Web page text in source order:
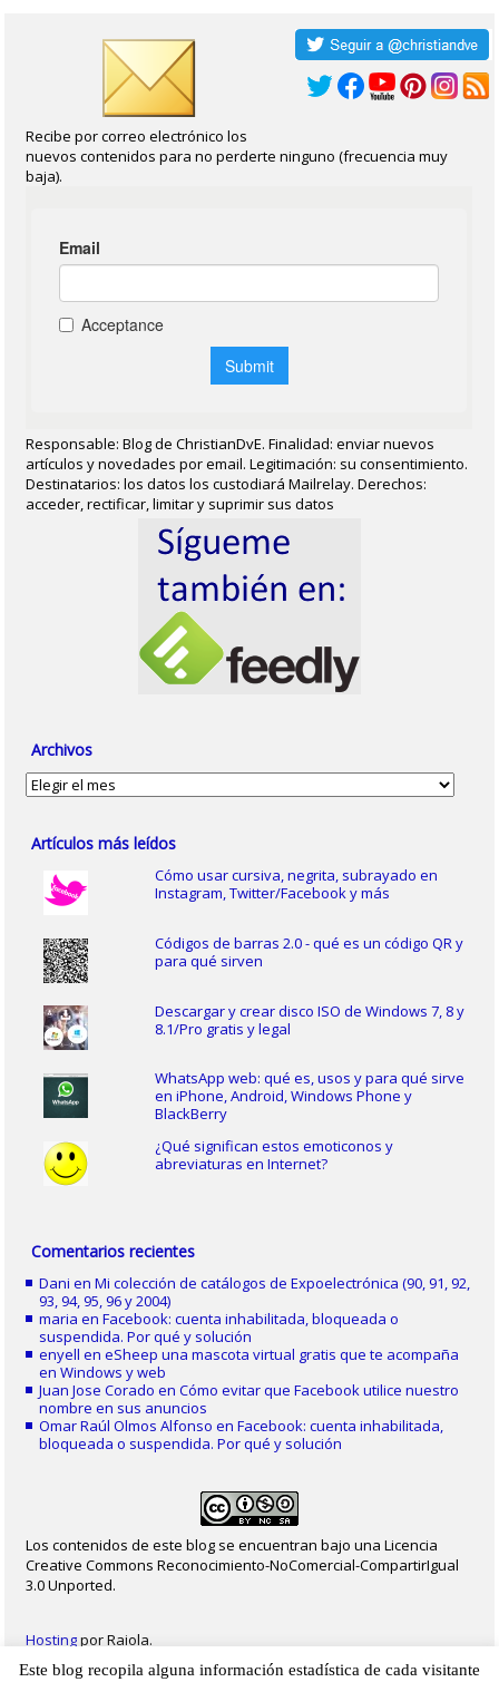
Recibe por correo electrónico los
nuevos contenidos para no perderte ninguno (frecuencia muy
baja).
Responsable: Blog de ChristianDvE. Finalidad: enviar nuevos
artículos y novedades por email. Legitimación: su consentimiento.
Destinatarios: los datos los custodiará Mailrelay. Derechos:
acceder, rectificar, limitar y suprimir sus datos
Archivos
Archivos
Artículos más leídos
Cómo usar cursiva, negrita, subrayado en
Instagram, Twitter/Facebook y más
Códigos de barras 2.0 - qué es un código QR y
para qué sirven
Descargar y crear disco ISO de Windows 7, 8 y
8.1/Pro gratis y legal
WhatsApp web: qué es, usos y para qué sirve
en iPhone, Android, Windows Phone y
BlackBerry
¿Qué significan estos emoticonos y
abreviaturas en Internet?
Comentarios recientes
Dani enMi colección de catálogos de Expoelectrónica (90, 91, 92,
93, 94, 95, 96 y 2004)
maria enFacebook: cuenta inhabilitada, bloqueada o
suspendida. Por qué y solución
enyell eneSheep una mascota virtual gratis que te acompaña
en Windows y web
Juan Jose Corado enCómo evitar que Facebook utilice nuestro
nombre en sus anuncios
Omar Raúl Olmos Alfonso enFacebook: cuenta inhabilitada,
bloqueada o suspendida. Por qué y solución
Los contenidos de este blog se encuentran bajo una Licencia
Creative Commons Reconocimiento-NoComercial-CompartirIgual
3.0 Unported.
Hostingpor Raiola.
Este blog recopila alguna información estadística de cada visitante